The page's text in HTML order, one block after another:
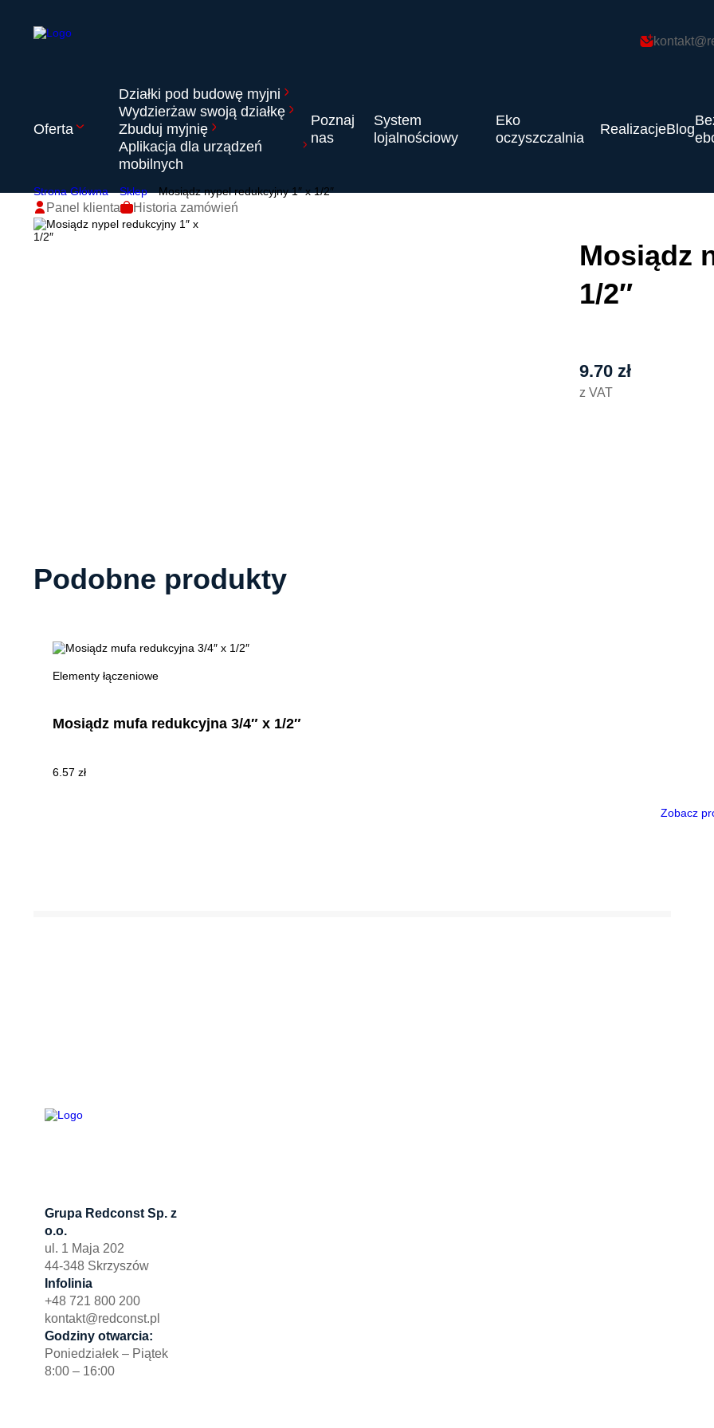
Oferta
Działki pod budowę myjni
Wydzierżaw swoją działkę
Zbuduj myjnię
Aplikacja dla urządzeń
mobilnych
Poznaj
nas
System
lojalnościowy
Eko
oczyszczalnia
RealizacjeBlog
Panel klienta Historia zamówień
Strona Główna Sklep Mosiądz nypel redukcyjny 1″ x 1/2″
Mosiądz
1/2″
9.70 zł
z VAT
Podobne produkty
Elementy łączeniowe
Mosiądz mufa redukcyjna 3/4″ x 1/2″
6.57 zł
Zobacz
Grupa Redconst Sp. z
o.o.
ul. 1 Maja 202
44-348 Skrzyszów
Infolinia
+48 721 800 200
kontakt@redconst.pl
Godziny otwarcia:
Poniedziałek – Piątek
8:00 – 16:00